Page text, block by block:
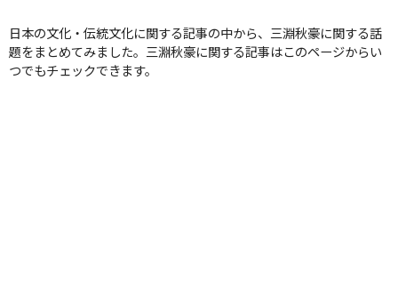
日本の文化・伝統文化に関する記事の中から、三淵秋豪に関する話
題をまとめてみました。三淵秋豪に関する記事はこのページからい
つでもチェックできます。